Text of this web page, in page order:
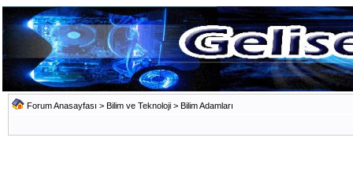
Forum Anasayfası > Bilim ve Teknoloji > Bilim Adamları